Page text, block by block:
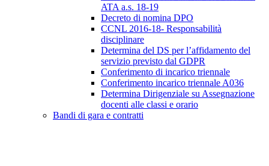
ATA a.s. 18-19
Decreto di nomina DPO
CCNL 2016-18- Responsabilità
disciplinare
Determina del DS per l’affidamento del
servizio previsto dal GDPR
Conferimento di incarico triennale
Conferimento incarico triennale A036
Determina Dirigenziale su Assegnazione
docenti alle classi e orario
Bandi di gara e contratti